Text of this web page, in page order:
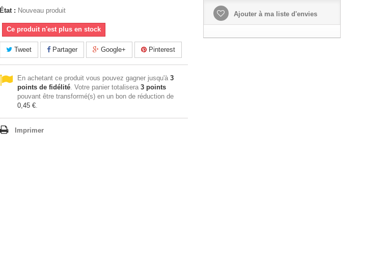
État : Nouveau produit
Ce produit n'est plus en stock
Tweet Partager Google+ Pinterest
En achetant ce produit vous pouvez gagner jusqu'à 3
points de fidélité. Votre panier totalisera 3 points
pouvant être transformé(s) en un bon de réduction de
0,45 €.
Imprimer
Ajouter à ma liste d'envies